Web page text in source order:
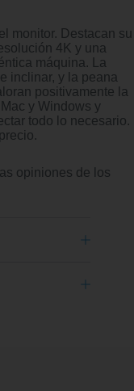
monitor. Destacan su
4K y una
máquina. La
inclinar, y la peana
positivamente la
y Windows y
todo lo necesario.
opiniones de los